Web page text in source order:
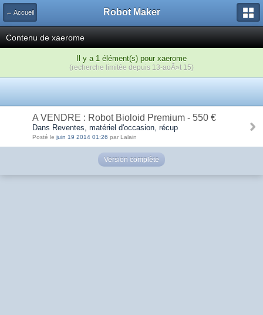
← Accueil Robot Maker
Contenu de xaerome
Il y a 1 élément(s) pour xaerome
(recherche limitée depuis 13-aoÃ»t 15)
A VENDRE : Robot Bioloid Premium - 550 €
Dans Reventes, matériel d'occasion, récup
Posté le juin 19 2014 01:26 par Lalain
Version complète